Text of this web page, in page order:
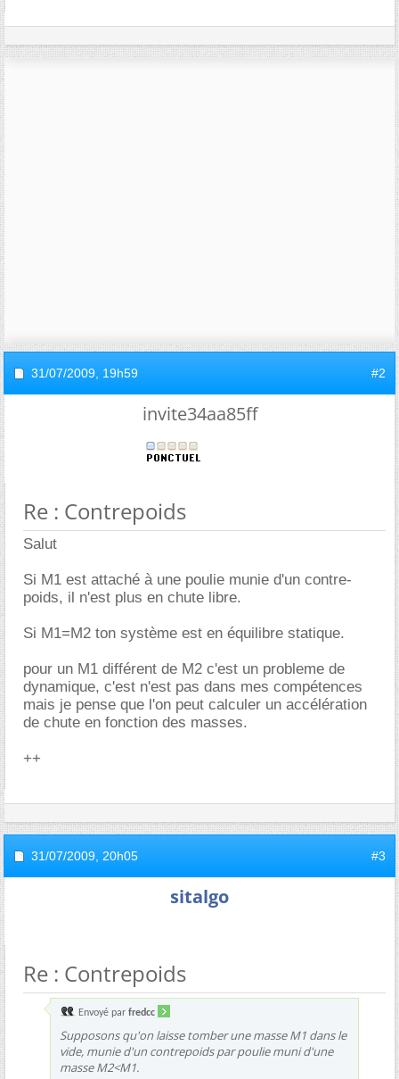
31/07/2009, 19h59 #2
invite34aa85ff
Re : Contrepoids
Salut
Si M1 est attaché à une poulie munie d'un contre-
poids, il n'est plus en chute libre.
Si M1=M2 ton système est en équilibre statique.
pour un M1 différent de M2 c'est un probleme de
dynamique, c'est n'est pas dans mes compétences
mais je pense que l'on peut calculer un accélération
de chute en fonction des masses.
++
31/07/2009, 20h05 #3
sitalgo
Re : Contrepoids
Envoyé par fredcc
Supposons qu'on laisse tomber une masse M1 dans le
vide, munie d'un contrepoids par poulie muni d'une
masse M2<M1.